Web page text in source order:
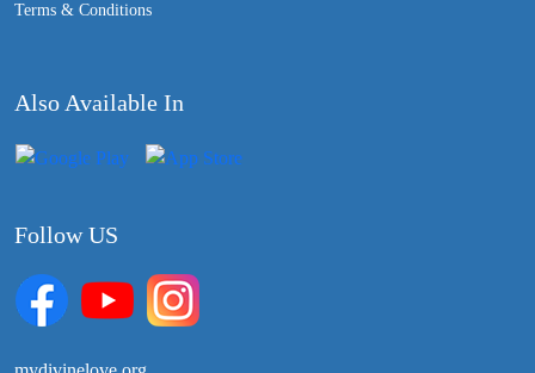
Terms & Conditions
Also Available In
Follow US